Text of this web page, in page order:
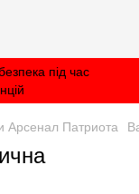
під час
Арсенал Патриота